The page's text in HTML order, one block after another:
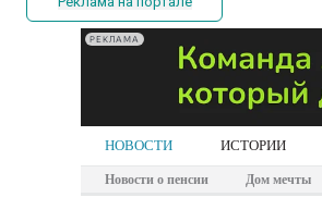
РЕКЛАМА
НОВОСТИ ИСТОРИИ
Новости о пенсии Дом мечты